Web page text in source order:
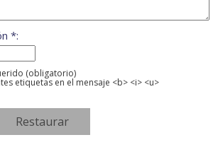
*:
(obligatorio)
etiquetas en el mensaje <b> <i> <u>